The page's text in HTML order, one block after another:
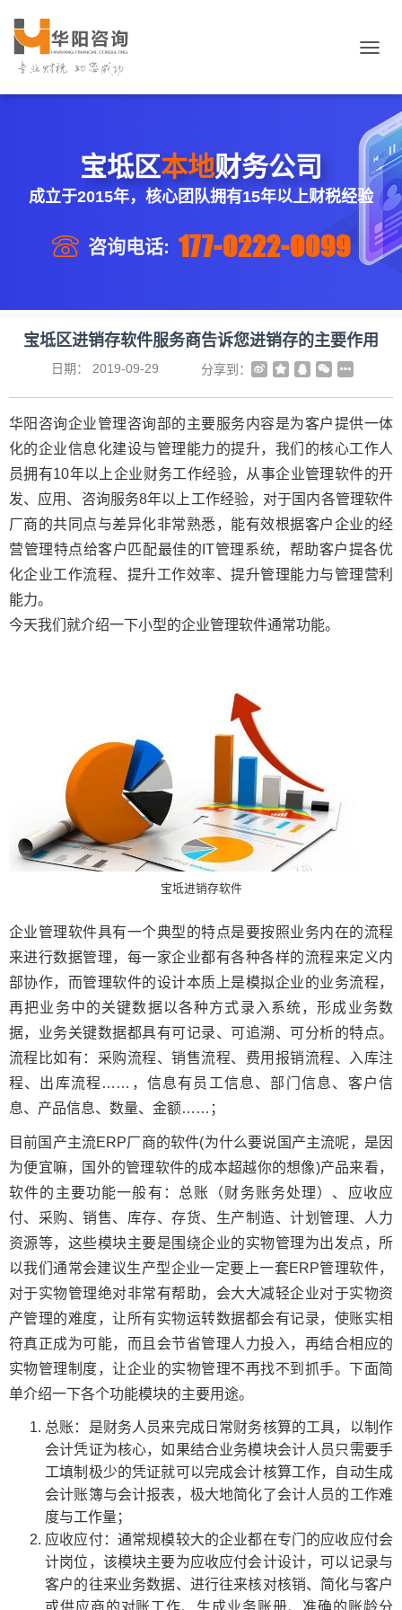
导
宝坻区本地财务公司
成立于2015年，核心团队拥有15年以上财税经验
咨询电话: 177-0222-0099
宝坻区进销存软件服务商告诉您进销存的主要作用
日期： 2019-09-29 分享到：
华阳咨询企业管理咨询部的主要服务内容是为客户提供一体
化的企业信息化建设与管理能力的提升，我们的核心工作人
员拥有10年以上企业财务工作经验，从事企业管理软件的开
发、应用、咨询服务8年以上工作经验，对于国内各管理软件
厂商的共同点与差异化非常熟悉，能有效根据客户企业的经
营管理特点给客户匹配最佳的IT管理系统，帮助客户提各优
化企业工作流程、提升工作效率、提升管理能力与管理营利
能力。
今天我们就介绍一下小型的企业管理软件通常功能。
宝坻进销存软件
企业管理软件具有一个典型的特点是要按照业务内在的流程
来进行数据管理，每一家企业都有各种各样的流程来定义内
部协作，而管理软件的设计本质上是模拟企业的业务流程，
再把业务中的关键数据以各种方式录入系统，形成业务数
据，业务关键数据都具有可记录、可追溯、可分析的特点。
流程比如有：采购流程、销售流程、费用报销流程、入库注
程、出库流程……，信息有员工信息、部门信息、客户信
息、产品信息、数量、金额……；
目前国产主流ERP厂商的软件(为什么要说国产主流呢，是因
为便宜嘛，国外的管理软件的成本超越你的想像)产品来看，
软件的主要功能一般有：总账（财务账务处理）、应收应
付、采购、销售、库存、存货、生产制造、计划管理、人力
资源等，这些模块主要是围绕企业的实物管理为出发点，所
以我们通常会建议生产型企业一定要上一套ERP管理软件，
对于实物管理绝对非常有帮助，会大大减轻企业对于实物资
产管理的难度，让所有实物运转数据都会有记录，使账实相
符真正成为可能，而且会节省管理人力投入，再结合相应的
实物管理制度，让企业的实物管理不再找不到抓手。下面简
单介绍一下各个功能模块的主要用途。
总账：是财务人员来完成日常财务核算的工具，以制作
会计凭证为核心，如果结合业务模块会计人员只需要手
工填制极少的凭证就可以完成会计核算工作，自动生成
会计账簿与会计报表，极大地简化了会计人员的工作难
度与工作量；
应收应付：通常规模较大的企业都在专门的应收应付会
计岗位，该模块主要为应收应付会计设计，可以记录与
客户的往来业务数据、进行往来核对核销、简化与客户
或供应商的对账工作、生成业务账册、准确的账龄分